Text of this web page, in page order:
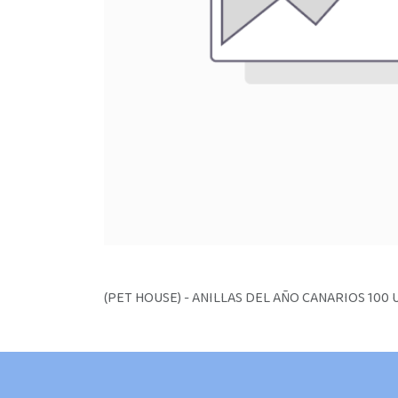
(PET HOUSE) - ANILLAS DEL AÑO CANARIOS 100